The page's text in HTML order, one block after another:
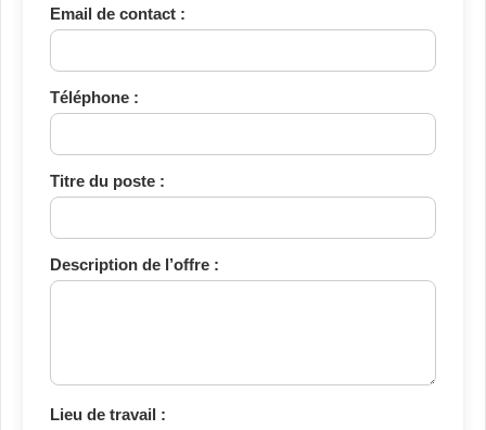
Email de contact :
Téléphone :
Titre du poste :
Description de l’offre :
Lieu de travail :